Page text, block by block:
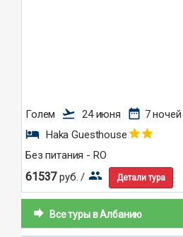
Голем flight_takeoff 24 июня date_range 7 ночей
hotel Haka Guesthouse
Без питания - RO
61537руб. / group Детали тура
forward Все туры в Албанию